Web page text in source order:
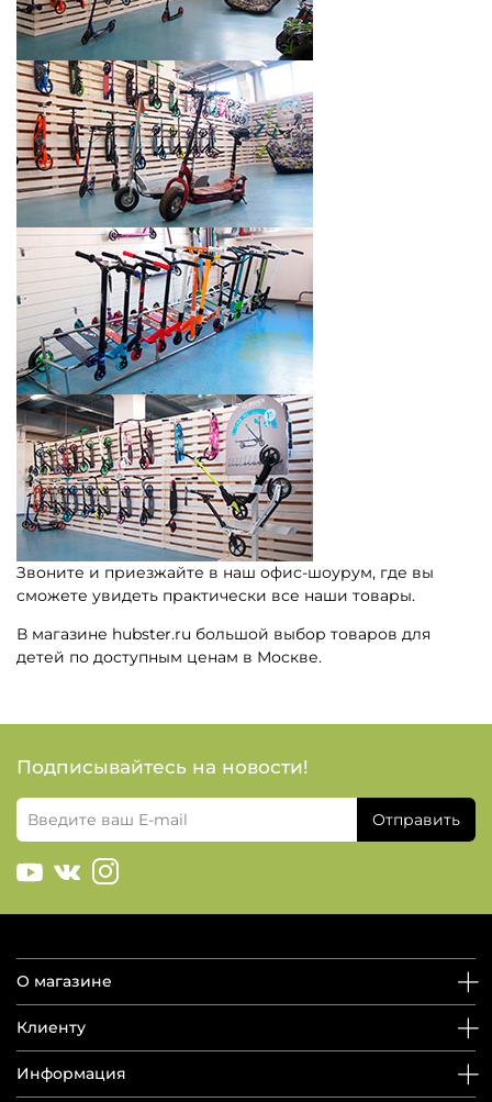
Звоните и приезжайте в наш офис-шоурум, где вы
сможете увидеть практически все наши товары.
В магазине hubster.ru большой выбор товаров для
детей по доступным ценам в Москве.
Подписывайтесь на новости!
Отправить
О магазине
Клиенту
Информация